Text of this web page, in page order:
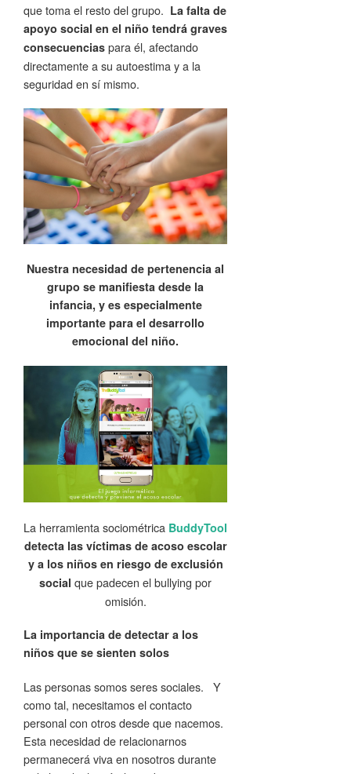
que toma el resto del grupo. La falta de
apoyo social en el niño tendrá graves
consecuencias para él, afectando
directamente a su autoestima y a la
seguridad en sí mismo.
Nuestra necesidad de pertenencia al
grupo se manifiesta desde la
infancia, y es especialmente
importante para el desarrollo
emocional del niño.
La herramienta sociométrica BuddyTool
detecta las víctimas de acoso escolar
y a los niños en riesgo de exclusión
social que padecen el bullying por
omisión.
La importancia de detectar a los
niños que se sienten solos
Las personas somos seres sociales. Y
como tal, necesitamos el contacto
personal con otros desde que nacemos.
Esta necesidad de relacionarnos
permanecerá viva en nosotros durante